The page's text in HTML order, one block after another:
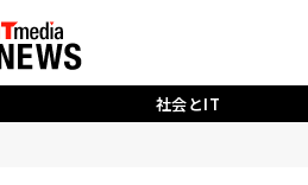
社会とIT